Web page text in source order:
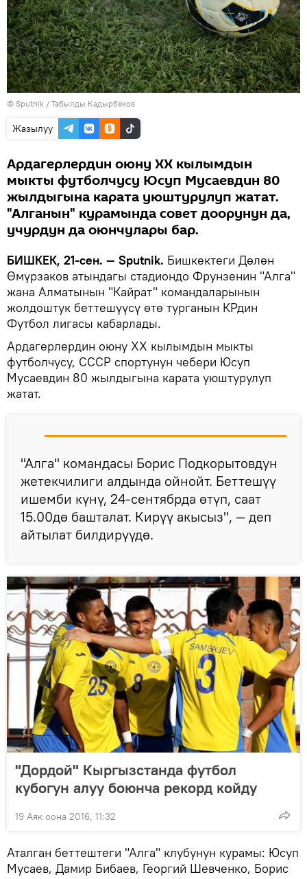
© Sputnik / Табылды Кадырбеков
Жазылуу
Ардагерлердин оюну ХХ кылымдын
мыкты футболчусу Юсуп Мусаевдин 80
жылдыгына карата уюштурулуп жатат.
"Алганын" курамында совет доорунун да,
учурдун да оюнчулары бар.
БИШКЕК, 21-сен. — Sputnik. Бишкектеги Дөлөн
Өмүрзаков атындагы стадиондо Фрунзенин "Алга"
жана Алматынын "Кайрат" командаларынын
жолдоштук беттешүүсү өтө турганын КРдин
Футбол лигасы кабарлады.
Ардагерлердин оюну ХХ кылымдын мыкты
футболчусу, СССР спортунун чебери Юсуп
Мусаевдин 80 жылдыгына карата уюштурулуп
жатат.
"Алга" командасы Борис Подкорытовдун
жетекчилиги алдында ойнойт. Беттешүү
ишемби күнү, 24-сентябрда өтүп, саат
15.00дө башталат. Кирүү акысыз", — деп
айтылат билдирүүдө.
"Дордой" Кыргызстанда футбол
кубогун алуу боюнча рекорд койду
19 Аяк оона 2016, 11:32
Аталган беттештеги "Алга" клубунун курамы: Юсуп
Мусаев, Дамир Бибаев, Георгий Шевченко, Борис